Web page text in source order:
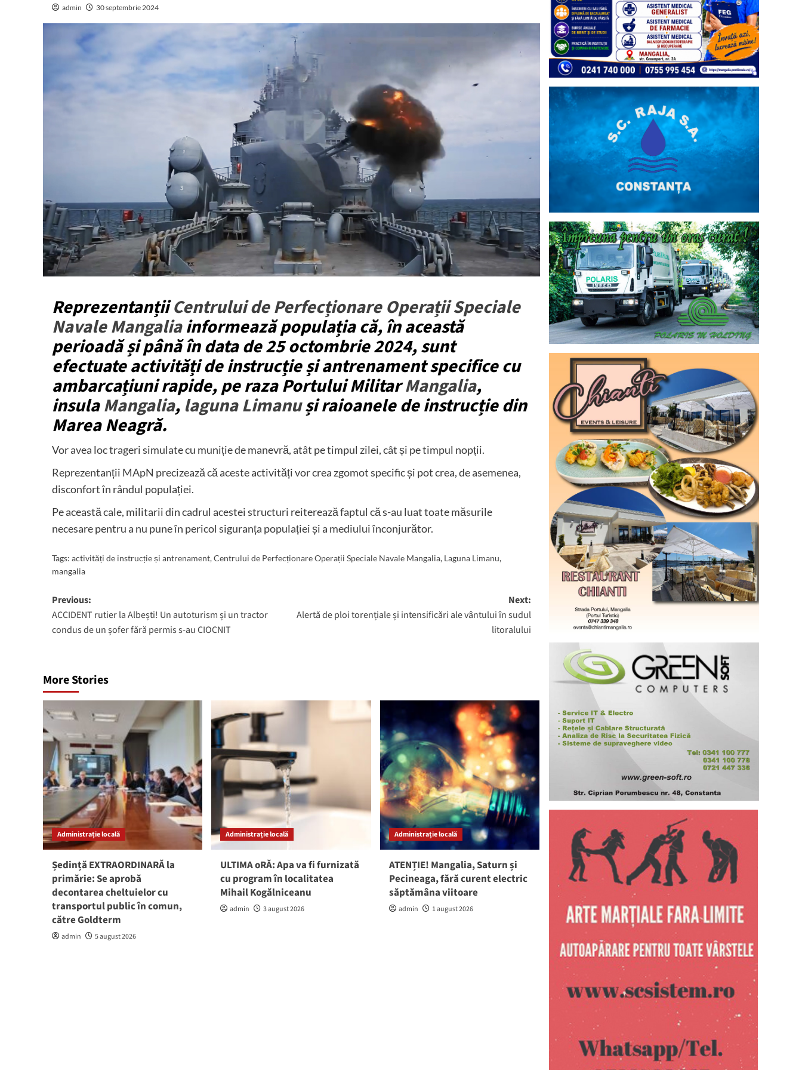
admin 30 septembrie 2024
ReprezentanțiiCentrului de Perfecționare Operații Speciale
Navale Mangaliainformează populația că, în această
perioadă și până în data de 25 octombrie 2024, sunt
efectuate activități de instrucție și antrenament specifice cu
ambarcațiuni rapide, pe raza Portului MilitarMangalia,
insulaMangalia,laguna Limanuși raioanele de instrucție din
Marea Neagră.
Vor avea loc trageri simulate cu muniție de manevră, atât pe timpul zilei, cât și pe timpul nopții.
Reprezentanții MApN precizează că aceste activități vor crea zgomot specific și pot crea, de asemenea,
disconfort în rândul populației.
Pe această cale, militarii din cadrul acestei structuri reiterează faptul că s-au luat toate măsurile
necesare pentru a nu pune în pericol siguranța populației și a mediului înconjurător.
Tags: activități de instrucție și antrenament,Centrului de Perfecționare Operații Speciale Navale Mangalia, Laguna Limanu,
mangalia
Post
navigation
Previous:
ACCIDENT rutier la Albești! Un autoturism și un tractor
condus de un șofer fără permis s-au CIOCNIT
Next:
Alertă de ploi torențiale și intensificări ale vântului în sudul
litoralului
More Stories
Administrație locală
Ședință EXTRAORDINARĂ la
primărie: Se aprobă
decontarea cheltuielor cu
transportul public în comun,
către Goldterm
admin 5 august 2026
Administrație locală
ULTIMA oRĂ: Apa va fi furnizată
cu program în localitatea
Mihail Kogălniceanu
admin 3 august 2026
Administrație locală
ATENȚIE! Mangalia, Saturn și
Pecineaga, fără curent electric
săptămâna viitoare
admin 1 august 2026